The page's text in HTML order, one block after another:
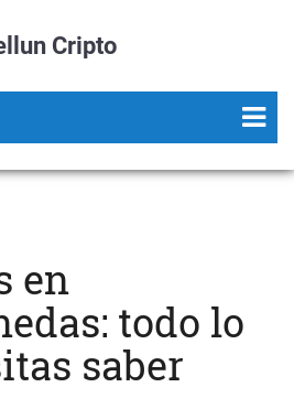
Cripto
en
todo lo
saber